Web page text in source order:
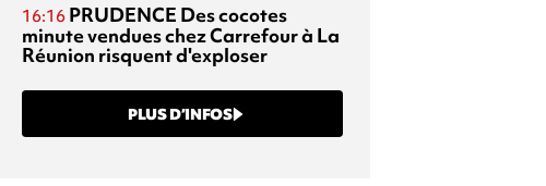
16:16 PRUDENCE Des cocotes
minute vendues chez Carrefour à La
Réunion risquent d'exploser
PLUS D’INFOS